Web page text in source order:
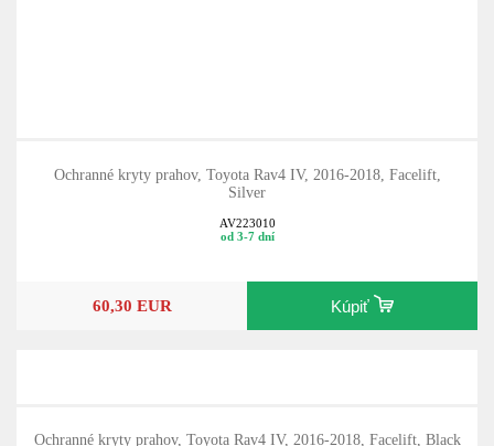
Ochranné kryty prahov, Toyota Rav4 IV, 2016-2018, Facelift,
Silver
Kúpiť